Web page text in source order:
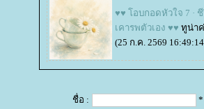
♥♥ โอบกอดหัวใจ 7 ·
เคารพตัวเอง ♥♥ ทูน่า
(25 ก.ค. 2569
ชื่อ :
*